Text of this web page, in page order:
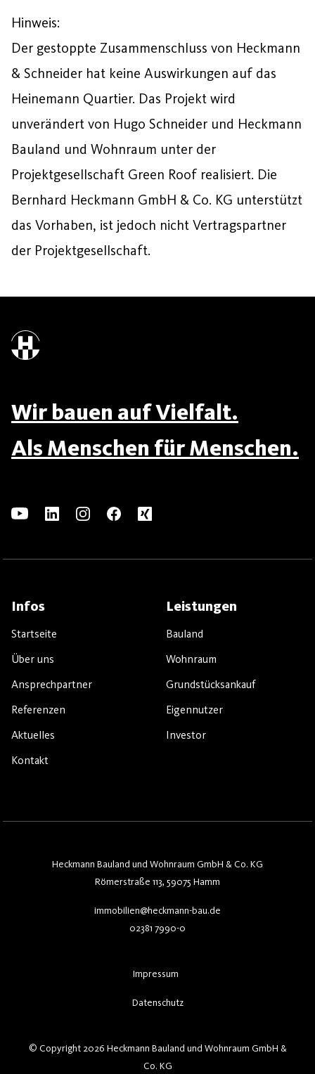
Hinweis:
Der gestoppte Zusammenschluss von Heckmann
& Schneider hat keine Auswirkungen auf das
Heinemann Quartier. Das Projekt wird
unverändert von Hugo Schneider und Heckmann
Bauland und Wohnraum unter der
Projektgesellschaft Green Roof realisiert. Die
Bernhard Heckmann GmbH & Co. KG unterstützt
das Vorhaben, ist jedoch nicht Vertragspartner
der Projektgesellschaft.
Wir bauen auf Vielfalt.
Als Menschen für Menschen.
Infos
Startseite
Über uns
Ansprechpartner
Referenzen
Aktuelles
Kontakt
Leistungen
Bauland
Wohnraum
Grundstücksankauf
Eigennutzer
Investor
Heckmann Bauland und Wohnraum GmbH & Co. KG
Römerstraße 113, 59075 Hamm
immobilien@heckmann-bau.de
02381 7990-0
Impressum
Datenschutz
© Copyright 2026 Heckmann Bauland und Wohnraum GmbH &
Co. KG